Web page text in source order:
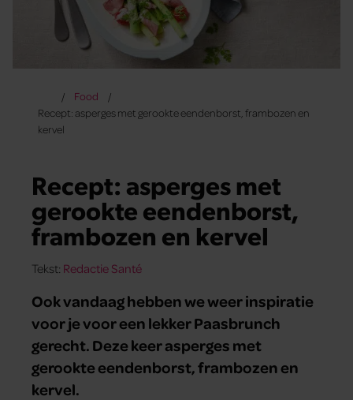
Food
Recept: asperges met gerookte eendenborst, frambozen en
kervel
Recept: asperges met
gerookte eendenborst,
frambozen en kervel
Tekst: Redactie Santé
Ook vandaag hebben we weer inspiratie
voor je voor een lekker Paasbrunch
gerecht. Deze keer asperges met
gerookte eendenborst, frambozen en
kervel.